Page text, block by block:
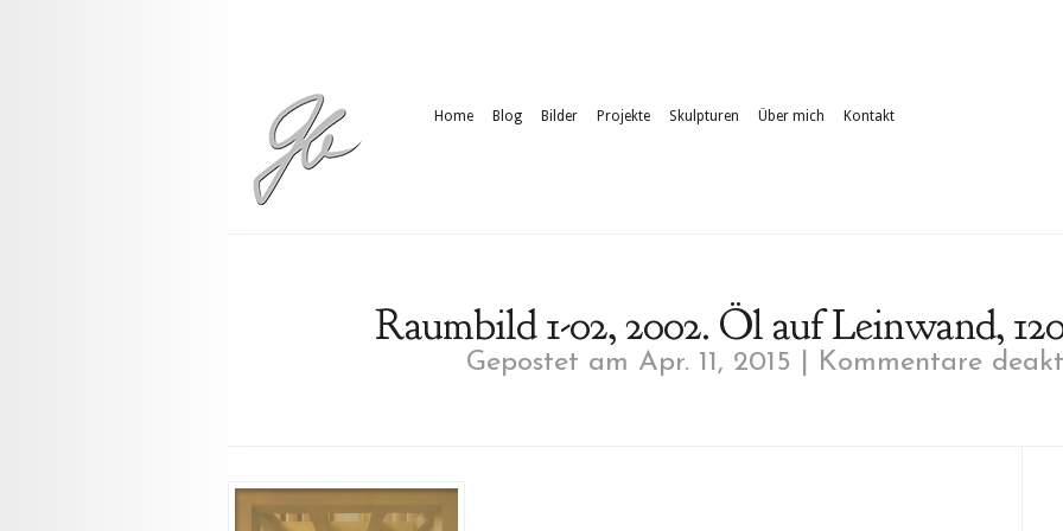
Home Blog Bilder Projekte Skulpturen Über mich Kontakt
Raumbild 1-02, 2002. Öl auf Leinwand,
Gepostet am Apr. 11, 2015 | Kommentare